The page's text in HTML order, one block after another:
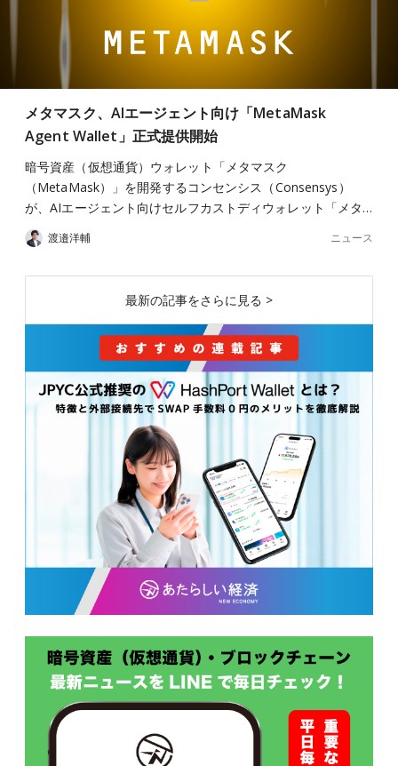
メタマスク、AIエージェント向け「MetaMask
Agent Wallet」正式提供開始
暗号資産（仮想通貨）ウォレット「メタマスク
（MetaMask）」を開発するコンセンシス（Consensys）
が、AIエージェント向けセルフカストディウォレット「メタ…
渡邉洋輔 ニュース
最新の記事をさらに見る >